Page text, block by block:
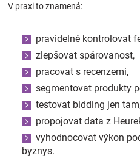
V praxi to znamená:
pravidelně kontrolovat
zlepšovat spárovanost,
pracovat s recenzemi,
segmentovat produkty
testovat bidding jen
propojovat data z
vyhodnocovat výkon
byznys.